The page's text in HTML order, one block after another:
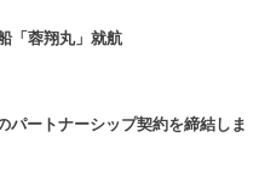
「蓉翔丸」就航
パートナーシップ契約を締結しま